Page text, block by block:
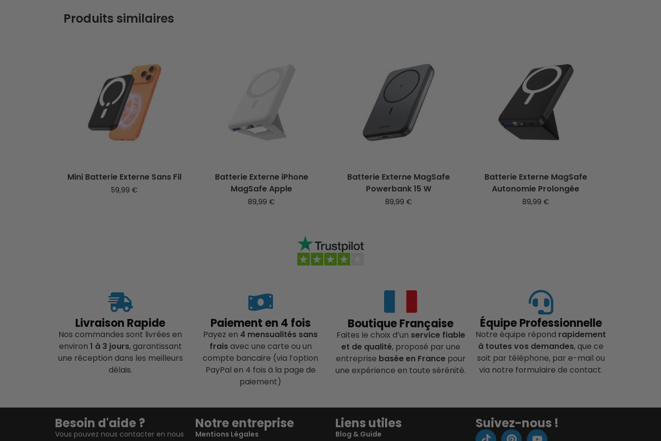
Produits similaires
Mini Batterie Externe Sans Fil
59,99€
Batterie Externe iPhone
MagSafe Apple
89,99€
Batterie Externe MagSafe
Powerbank 15 W
89,99€
Batterie Externe MagSafe
Autonomie Prolongée
89,99 €
Livraison Rapide
Nos commandes sont livrées en
environ 1 à 3 jours, garantissant
une réception dans les meilleurs
délais.
Paiement en 4 fois
Payez en 4 mensualités sans
frais avec une carte ou un
compte bancaire (via l’option
PayPal en 4 fois à la page de
paiement)
Boutique Française
Faites le choix d’un service fiable
et de qualité, proposé par une
entreprise basée en France pour
une expérience en toute sérénité.
Équipe Professionnelle
Notre équipe répond rapidement
à toutes vos demandes, que ce
soit par téléphone, par e-mail ou
via notre formulaire de contact.
Besoin d'aide ?
Vous pouvez nous contacter en nous
Notre entreprise
Mentions Légales
Liens utiles
Blog & Guide
Suivez-nous !